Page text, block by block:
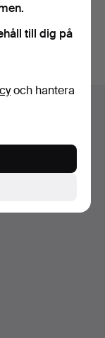
auktioner
till dig på
och hantera